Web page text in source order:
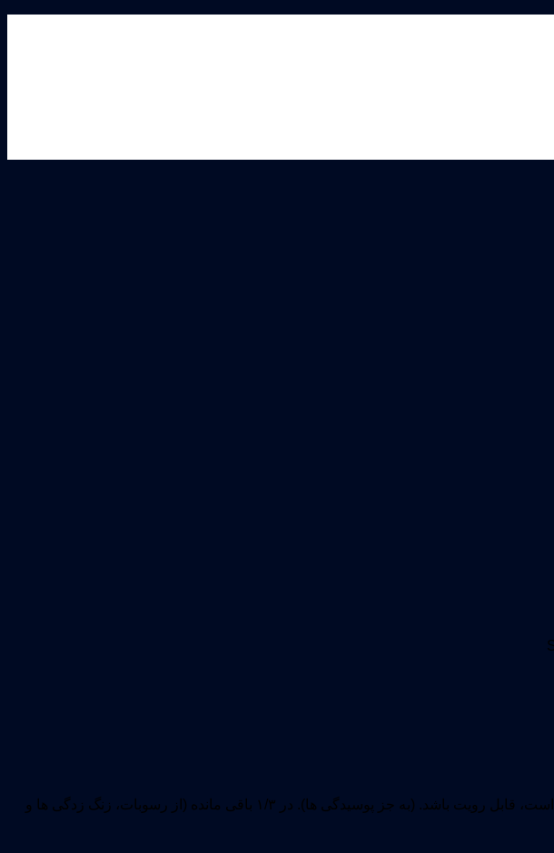
باید در هنگام پایان کار، یک سطح مات که حداقل ۲/۳ (دو قسمت از سه قسمت) سطح عاری از هرگونه زنگ زدگی است، قابل رویت باشد. (به جز پوسیدگی ها). در ۱/۳ باقی مانده (از رسوبات، زنگ زدگی ها و